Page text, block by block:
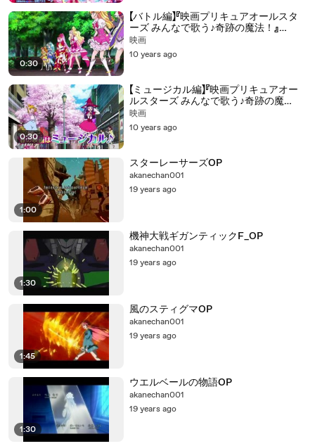
0:30
【バトル編】『映画プリキュアオールスタ
ーズ みんなで歌う♪奇跡の魔法！』
TVCM
映画
10 years ago
0:30
【ミュージカル編】『映画プリキュアオー
ルスターズ みんなで歌う♪奇跡の魔
法！』TVCM
映画
10 years ago
1:00
スターレーサーズOP
akanechan001
19 years ago
1:30
機神大戦ギガンティックF_OP
akanechan001
19 years ago
1:45
風のスティグマOP
akanechan001
19 years ago
1:30
ウエルベールの物語OP
akanechan001
19 years ago